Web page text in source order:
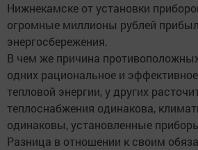
Нижнекамске от установки
огромные миллионы рублей
энергосбережения.
В чем же причина
одних рациональное и
тепловой энергии, у других
теплоснабжения одинакова,
одинаковы, установленные
Разница в отношении к своим